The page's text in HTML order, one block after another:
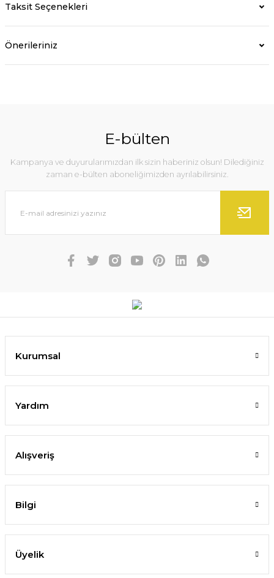
Taksit Seçenekleri
Önerileriniz
E-bülten
Kampanya ve duyurularımızdan ilk sizin haberiniz olsun! Dilediğiniz
zaman e-bülten aboneliğimizden ayrılabilirsiniz.
Kurumsal
Yardım
Alışveriş
Bilgi
Üyelik